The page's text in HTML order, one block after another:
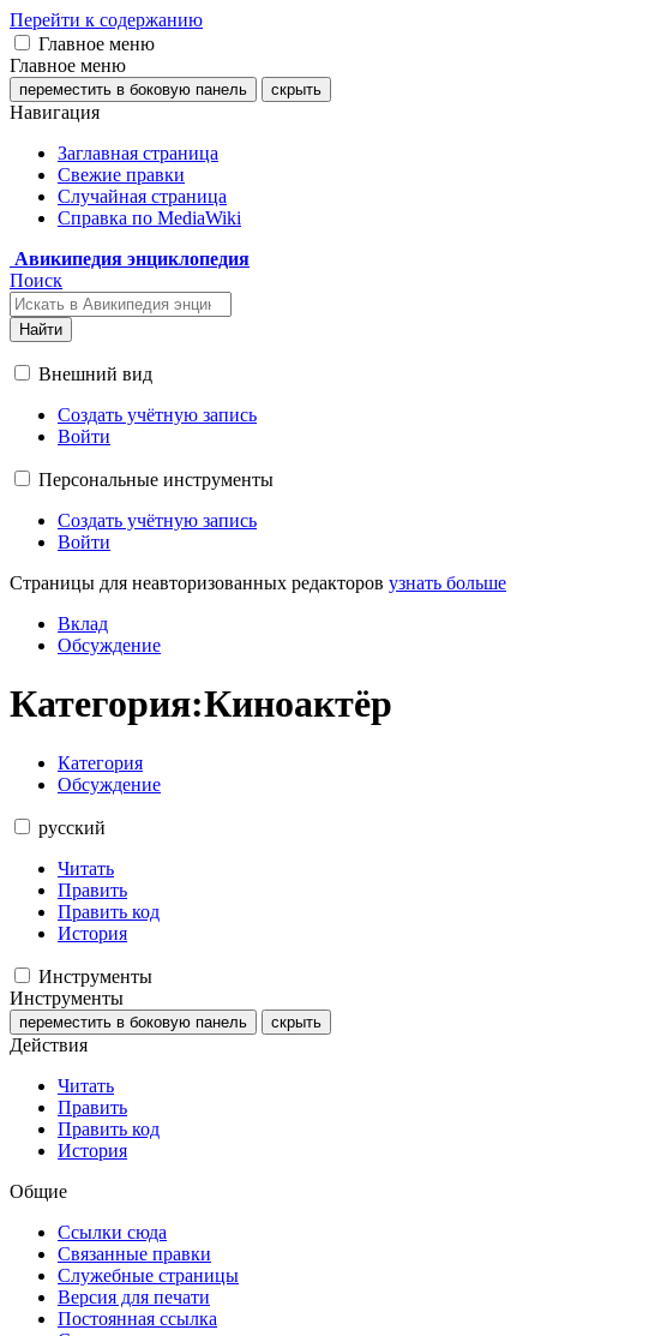
Перейти к содержанию
Главное меню
Главное меню
переместить в боковую панель скрыть
Навигация
Заглавная страница
Свежие правки
Случайная страница
Справка по MediaWiki
Авикипедия энциклопедия
Поиск
Найти
Внешний вид
Создать учётную запись
Войти
Персональные инструменты
Создать учётную запись
Войти
Страницы для неавторизованных редакторов узнать больше
Вклад
Обсуждение
Категория:Киноактёр
Категория
Обсуждение
русский
Читать
Править
Править код
История
Инструменты
Инструменты
переместить в боковую панель скрыть
Действия
Читать
Править
Править код
История
Общие
Ссылки сюда
Связанные правки
Служебные страницы
Версия для печати
Постоянная ссылка